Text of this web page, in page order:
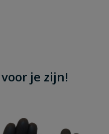
je zijn!